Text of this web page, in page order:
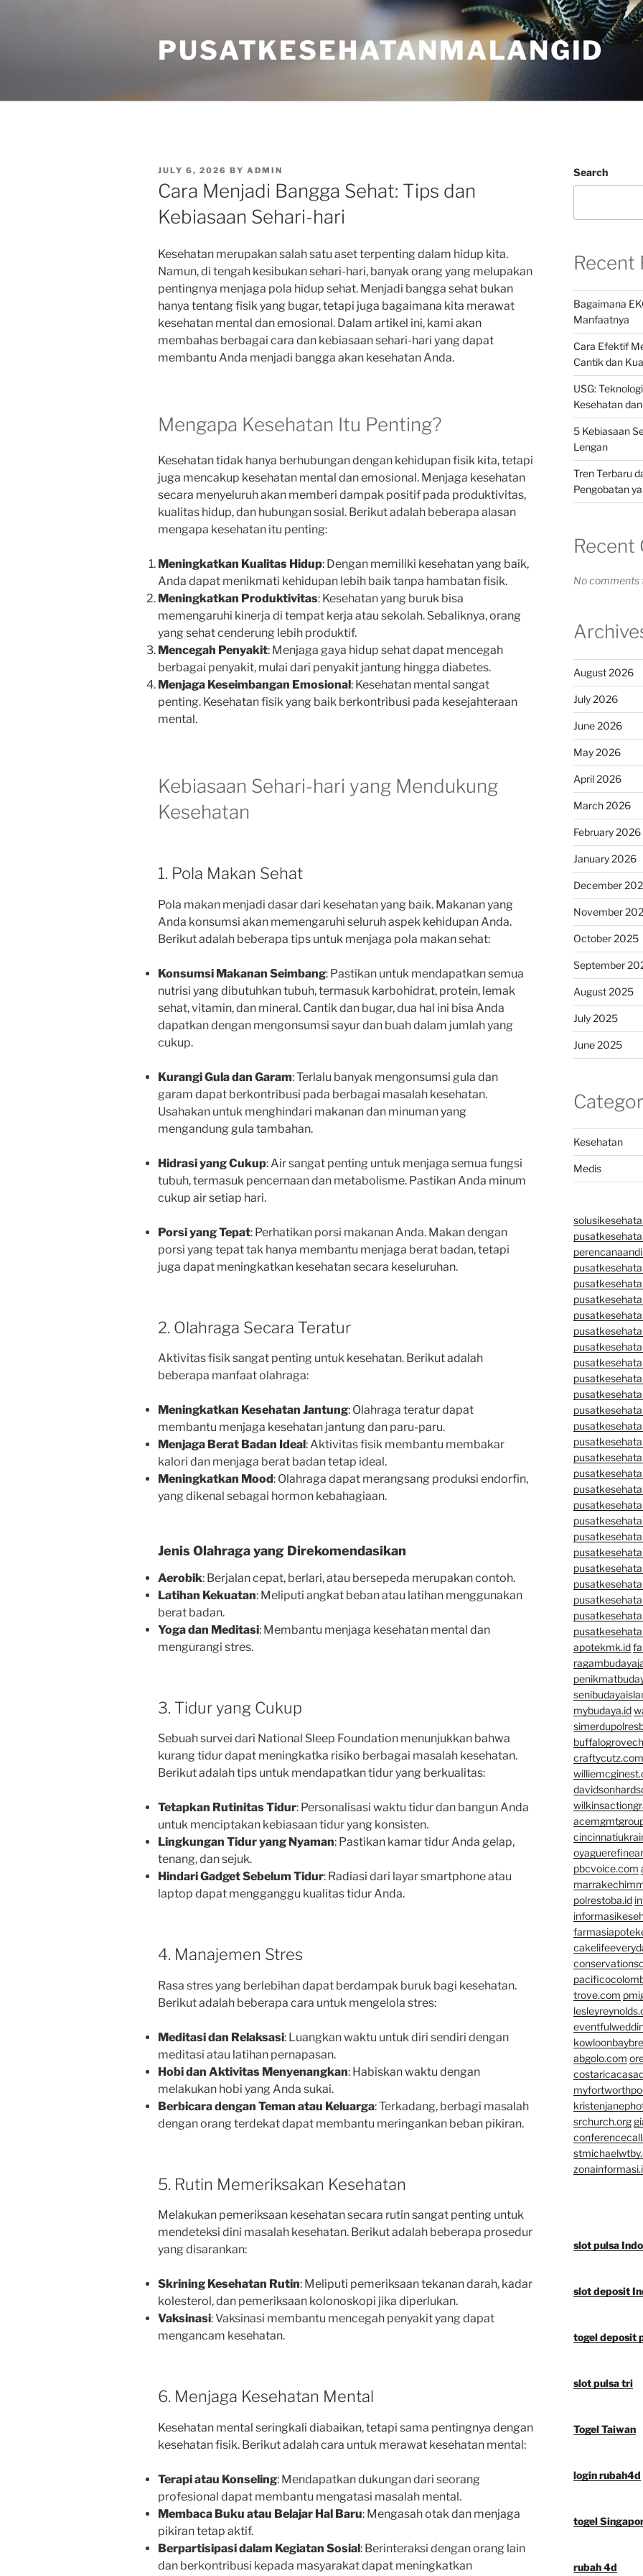
PUSATKESEHATANMALANGID
POSTED
ON
JULY 6, 2026 BY ADMIN
Cara Menjadi Bangga Sehat: Tips dan
Kebiasaan Sehari-hari
Kesehatan merupakan salah satu aset terpenting dalam hidup kita.
Namun, di tengah kesibukan sehari-hari, banyak orang yang melupakan
pentingnya menjaga pola hidup sehat. Menjadi bangga sehat bukan
hanya tentang fisik yang bugar, tetapi juga bagaimana kita merawat
kesehatan mental dan emosional. Dalam artikel ini, kami akan
membahas berbagai cara dan kebiasaan sehari-hari yang dapat
membantu Anda menjadi bangga akan kesehatan Anda.
Mengapa Kesehatan Itu Penting?
Kesehatan tidak hanya berhubungan dengan kehidupan fisik kita, tetapi
juga mencakup kesehatan mental dan emosional. Menjaga kesehatan
secara menyeluruh akan memberi dampak positif pada produktivitas,
kualitas hidup, dan hubungan sosial. Berikut adalah beberapa alasan
mengapa kesehatan itu penting:
Meningkatkan Kualitas Hidup: Dengan memiliki kesehatan yang baik,
Anda dapat menikmati kehidupan lebih baik tanpa hambatan fisik.
Meningkatkan Produktivitas: Kesehatan yang buruk bisa
memengaruhi kinerja di tempat kerja atau sekolah. Sebaliknya, orang
yang sehat cenderung lebih produktif.
Mencegah Penyakit: Menjaga gaya hidup sehat dapat mencegah
berbagai penyakit, mulai dari penyakit jantung hingga diabetes.
Menjaga Keseimbangan Emosional: Kesehatan mental sangat
penting. Kesehatan fisik yang baik berkontribusi pada kesejahteraan
mental.
Kebiasaan Sehari-hari yang Mendukung
Kesehatan
1. Pola Makan Sehat
Pola makan menjadi dasar dari kesehatan yang baik. Makanan yang
Anda konsumsi akan memengaruhi seluruh aspek kehidupan Anda.
Berikut adalah beberapa tips untuk menjaga pola makan sehat:
Konsumsi Makanan Seimbang: Pastikan untuk mendapatkan semua
nutrisi yang dibutuhkan tubuh, termasuk karbohidrat, protein, lemak
sehat, vitamin, dan mineral. Cantik dan bugar, dua hal ini bisa Anda
dapatkan dengan mengonsumsi sayur dan buah dalam jumlah yang
cukup.
Kurangi Gula dan Garam: Terlalu banyak mengonsumsi gula dan
garam dapat berkontribusi pada berbagai masalah kesehatan.
Usahakan untuk menghindari makanan dan minuman yang
mengandung gula tambahan.
Hidrasi yang Cukup: Air sangat penting untuk menjaga semua fungsi
tubuh, termasuk pencernaan dan metabolisme. Pastikan Anda minum
cukup air setiap hari.
Porsi yang Tepat: Perhatikan porsi makanan Anda. Makan dengan
porsi yang tepat tak hanya membantu menjaga berat badan, tetapi
juga dapat meningkatkan kesehatan secara keseluruhan.
2. Olahraga Secara Teratur
Aktivitas fisik sangat penting untuk kesehatan. Berikut adalah
beberapa manfaat olahraga:
Meningkatkan Kesehatan Jantung: Olahraga teratur dapat
membantu menjaga kesehatan jantung dan paru-paru.
Menjaga Berat Badan Ideal: Aktivitas fisik membantu membakar
kalori dan menjaga berat badan tetap ideal.
Meningkatkan Mood: Olahraga dapat merangsang produksi endorfin,
yang dikenal sebagai hormon kebahagiaan.
Jenis Olahraga yang Direkomendasikan
Aerobik: Berjalan cepat, berlari, atau bersepeda merupakan contoh.
Latihan Kekuatan: Meliputi angkat beban atau latihan menggunakan
berat badan.
Yoga dan Meditasi: Membantu menjaga kesehatan mental dan
mengurangi stres.
3. Tidur yang Cukup
Sebuah survei dari National Sleep Foundation menunjukkan bahwa
kurang tidur dapat meningkatka risiko berbagai masalah kesehatan.
Berikut adalah tips untuk mendapatkan tidur yang berkualitas:
Tetapkan Rutinitas Tidur: Personalisasi waktu tidur dan bangun Anda
untuk menciptakan kebiasaan tidur yang konsisten.
Lingkungan Tidur yang Nyaman: Pastikan kamar tidur Anda gelap,
tenang, dan sejuk.
Hindari Gadget Sebelum Tidur: Radiasi dari layar smartphone atau
laptop dapat mengganggu kualitas tidur Anda.
4. Manajemen Stres
Rasa stres yang berlebihan dapat berdampak buruk bagi kesehatan.
Berikut adalah beberapa cara untuk mengelola stres:
Meditasi dan Relaksasi: Luangkan waktu untuk diri sendiri dengan
meditasi atau latihan pernapasan.
Hobi dan Aktivitas Menyenangkan: Habiskan waktu dengan
melakukan hobi yang Anda sukai.
Berbicara dengan Teman atau Keluarga: Terkadang, berbagi masalah
dengan orang terdekat dapat membantu meringankan beban pikiran.
5. Rutin Memeriksakan Kesehatan
Melakukan pemeriksaan kesehatan secara rutin sangat penting untuk
mendeteksi dini masalah kesehatan. Berikut adalah beberapa prosedur
yang disarankan:
Skrining Kesehatan Rutin: Meliputi pemeriksaan tekanan darah, kadar
kolesterol, dan pemeriksaan kolonoskopi jika diperlukan.
Vaksinasi: Vaksinasi membantu mencegah penyakit yang dapat
mengancam kesehatan.
6. Menjaga Kesehatan Mental
Kesehatan mental seringkali diabaikan, tetapi sama pentingnya dengan
kesehatan fisik. Berikut adalah cara untuk merawat kesehatan mental:
Terapi atau Konseling: Mendapatkan dukungan dari seorang
profesional dapat membantu mengatasi masalah mental.
Membaca Buku atau Belajar Hal Baru: Mengasah otak dan menjaga
pikiran tetap aktif.
Berpartisipasi dalam Kegiatan Sosial: Berinteraksi dengan orang lain
dan berkontribusi kepada masyarakat dapat meningkatkan
Search
Recent
Bagaimana
Manfaatnya
Cara Efektif
Cantik dan
USG:
Kesehatan
5 Kebiasaan
Lengan
Tren Terbaru
Pengobatan
Recent
No comments
August 2026
July 2026
June 2026
May 2026
April 2026
March 2026
February 2026
January 2026
December
November
October 2025
September
August 2025
July 2025
June 2025
Kesehatan
Medis
apotekmk.id
mybudaya.id
craftycutz.com
pbcvoice.com
polrestoba.id
trove.com
abgolo.com
srchurch.org
slot pulsa
slot deposit
togel deposit
slot pulsa tri
Togel Taiwan
login rubah4d
togel
rubah 4d